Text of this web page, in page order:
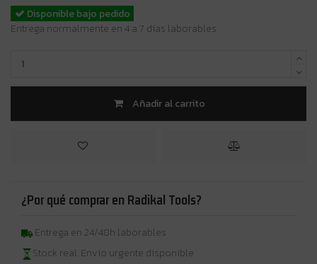
Disponible bajo pedido
Entrega normalmente en 4 a 7 días laborables.
Añadir al carrito
¿Por qué comprar en Radikal Tools?
Entrega en 24/48h laborables
Stock real. Envío urgente disponible